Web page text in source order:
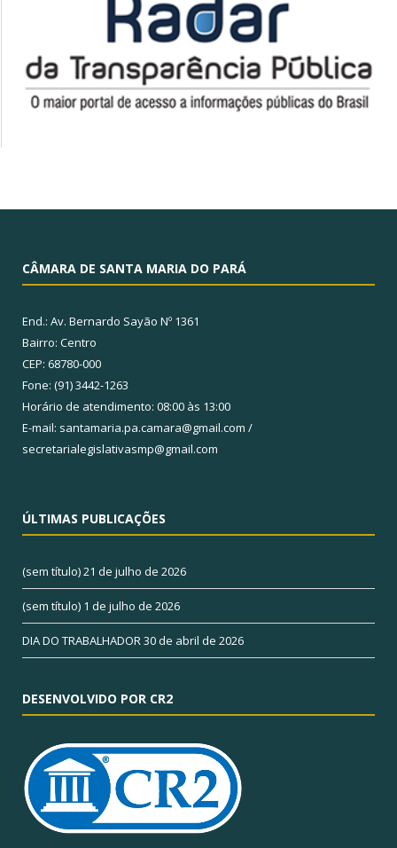
CÂMARA DE SANTA MARIA DO PARÁ
End.: Av. Bernardo Sayão Nº 1361
Bairro: Centro
CEP: 68780-000
Fone: (91) 3442-1263
Horário de atendimento: 08:00 às 13:00
E-mail: santamaria.pa.camara@gmail.com /
secretarialegislativasmp@gmail.com
ÚLTIMAS PUBLICAÇÕES
(sem título)21 de julho de 2026
(sem título) 1 de julho de 2026
DIA DO TRABALHADOR30 de abril de 2026
DESENVOLVIDO POR CR2